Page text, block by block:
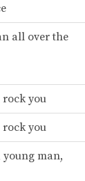
all over the
rock you
rock you
young man,